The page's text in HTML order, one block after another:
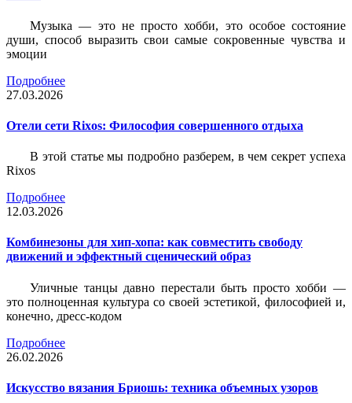
Музыка — это не просто хобби, это особое состояние
души, способ выразить свои самые сокровенные чувства и
эмоции
Подробнее
27.03.2026
Отели сети Rixos: Философия совершенного отдыха
В этой статье мы подробно разберем, в чем секрет успеха
Rixos
Подробнее
12.03.2026
Комбинезоны для хип-хопа: как совместить свободу
движений и эффектный сценический образ
Уличные танцы давно перестали быть просто хобби —
это полноценная культура со своей эстетикой, философией и,
конечно, дресс-кодом
Подробнее
26.02.2026
Искусство вязания Бриошь: техника объемных узоров